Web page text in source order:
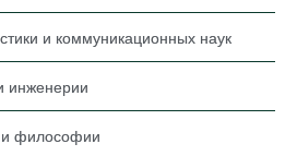
и коммуникационных наук
инженерии
и философии